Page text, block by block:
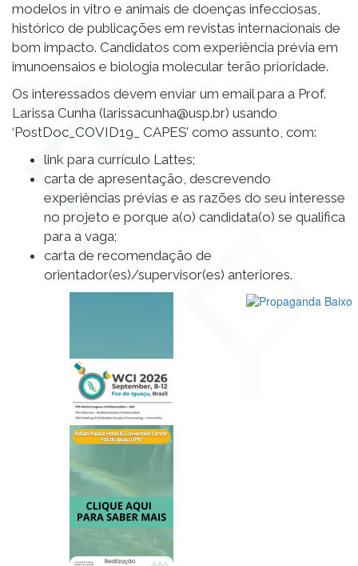
modelos in vitro e animais de doenças infecciosas,
histórico de publicações em revistas internacionais de
bom impacto. Candidatos com experiência prévia em
imunoensaios e biologia molecular terão prioridade.
Os interessados devem enviar um email para a Prof.
Larissa Cunha (larissacunha@usp.br) usando
‘PostDoc_COVID19_ CAPES’ como assunto, com:
link para currículo Lattes;
carta de apresentação, descrevendo
experiências prévias e as razões do seu interesse
no projeto e porque a(o) candidata(o) se qualifica
para a vaga;
carta de recomendação de
orientador(es)/supervisor(es) anteriores.